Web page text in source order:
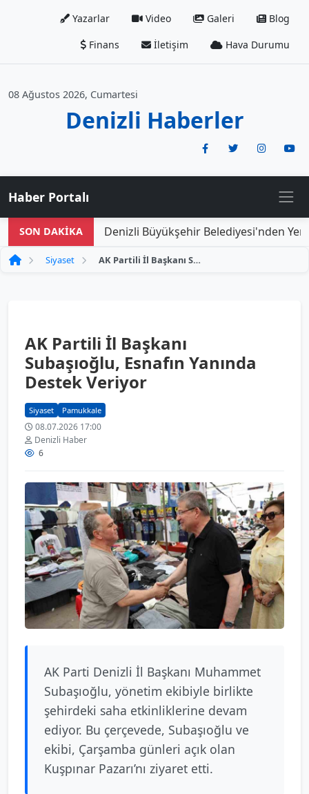
Yazarlar Video Galeri
Blog
Finans
İletişim Hava Durumu
08 Ağustos 2026, Cumartesi
Denizli Haberler
Haber Portalı
SON DAKİKA Denizli Büyükşehir Belediyesi'nden Yeni
Siyaset AK Partili İl Başkanı Subaşıoğlu, Esnafın Yanında Destek Veriyor
AK Partili İl Başkanı
Subaşıoğlu, Esnafın Yanında
Destek Veriyor
Siyaset Pamukkale
08.07.2026 17:00
Denizli Haber
6
AK Parti Denizli İl Başkanı Muhammet
Subaşıoğlu, yönetim ekibiyle birlikte
şehirdeki saha etkinliklerine devam
ediyor. Bu çerçevede, Subaşıoğlu ve
ekibi, Çarşamba günleri açık olan
Kuşpınar Pazarı’nı ziyaret etti.